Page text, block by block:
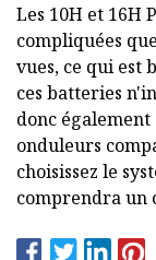
Les 10H et 16H
compliquées
vues, ce qui est
ces batteries
donc
onduleurs
choisissez le
comprendra un